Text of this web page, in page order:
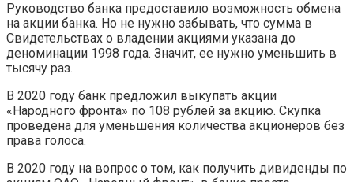
Руководство банка предоставило возможность обмена
на акции банка. Но не нужно забывать, что сумма в
Свидетельствах о владении акциями указана до
деноминации 1998 года. Значит, ее нужно уменьшить в
тысячу раз.
В 2020 году банк предложил выкупать акции
«Народного фронта» по 108 рублей за акцию. Скупка
проведена для уменьшения количества акционеров без
права голоса.
В 2020 году на вопрос о том, как получить дивиденды по